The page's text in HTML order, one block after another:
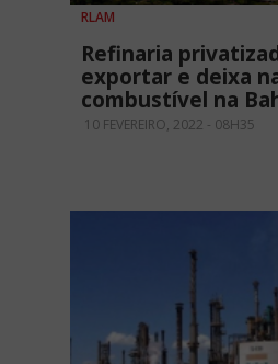
RLAM
Refinaria
exportar e deixa
combustível na
10 FEVEREIRO, 2022 - 08H35